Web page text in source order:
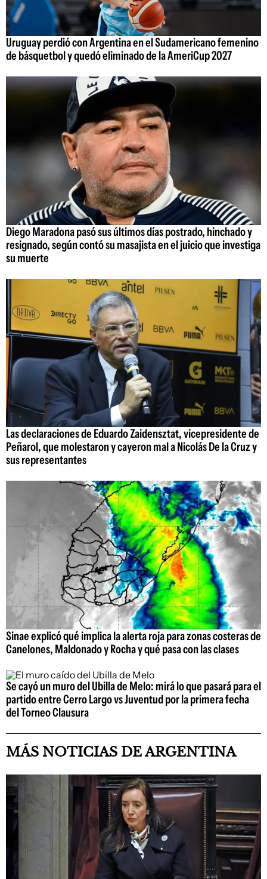
Uruguay perdió con Argentina en el Sudamericano femenino
de básquetbol y quedó eliminado de la AmeriCup 2027
Diego Maradona pasó sus últimos días postrado, hinchado y
resignado, según contó su masajista en el juicio que investiga
su muerte
Las declaraciones de Eduardo Zaidensztat, vicepresidente de
Peñarol, que molestaron y cayeron mal a Nicolás De la Cruz y
sus representantes
Sinae explicó qué implica la alerta roja para zonas costeras de
Canelones, Maldonado y Rocha y qué pasa con las clases
Se cayó un muro del Ubilla de Melo: mirá lo que pasará para el
partido entre Cerro Largo vs Juventud por la primera fecha
del Torneo Clausura
MÁS NOTICIAS DE ARGENTINA